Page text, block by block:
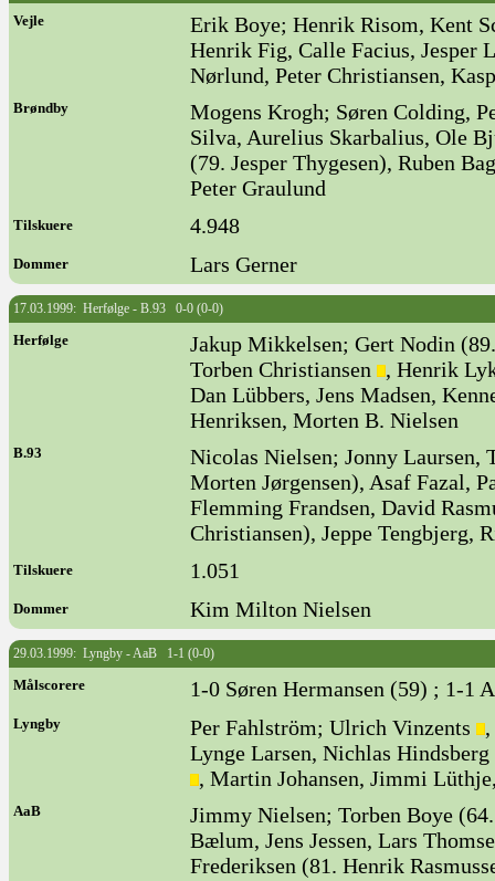
Vejle
Erik Boye; Henrik Risom, Kent
Henrik Fig, Calle Facius, Jesper
Nørlund, Peter Christiansen,
Brøndby
Mogens Krogh; Søren Colding,
Silva, Aurelius Skarbalius, Ole
(79. Jesper Thygesen), Ruben
Peter Graulund
Tilskuere 4.948
Dommer Lars Gerner
17.03.1999: Herfølge - B.93 0-0 (0-0)
Herfølge
Jakup Mikkelsen; Gert Nodin
Torben Christiansen
, Henrik
Dan Lübbers, Jens Madsen,
Henriksen, Morten B. Nielsen
B.93
Nicolas Nielsen; Jonny Laursen,
Morten Jørgensen), Asaf Fazal,
Flemming Frandsen, David
Christiansen), Jeppe Tengbjerg,
Tilskuere 1.051
Dommer Kim Milton Nielsen
29.03.1999: Lyngby - AaB 1-1 (0-0)
Målscorere 1-0 Søren Hermansen (59) ; 1-1
Lyngby Per Fahlström; Ulrich Vinzents
Lynge Larsen, Nichlas
, Martin Johansen, Jimmi
AaB
Jimmy Nielsen; Torben Boye
Bælum, Jens Jessen, Lars
Frederiksen (81. Henrik